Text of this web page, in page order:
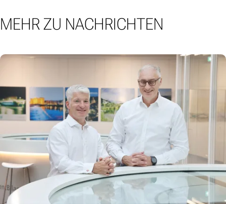
MEHR ZU NACHRICHTEN